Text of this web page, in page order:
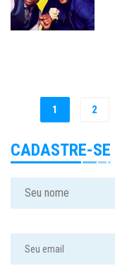
1 2
CADASTRE-SE